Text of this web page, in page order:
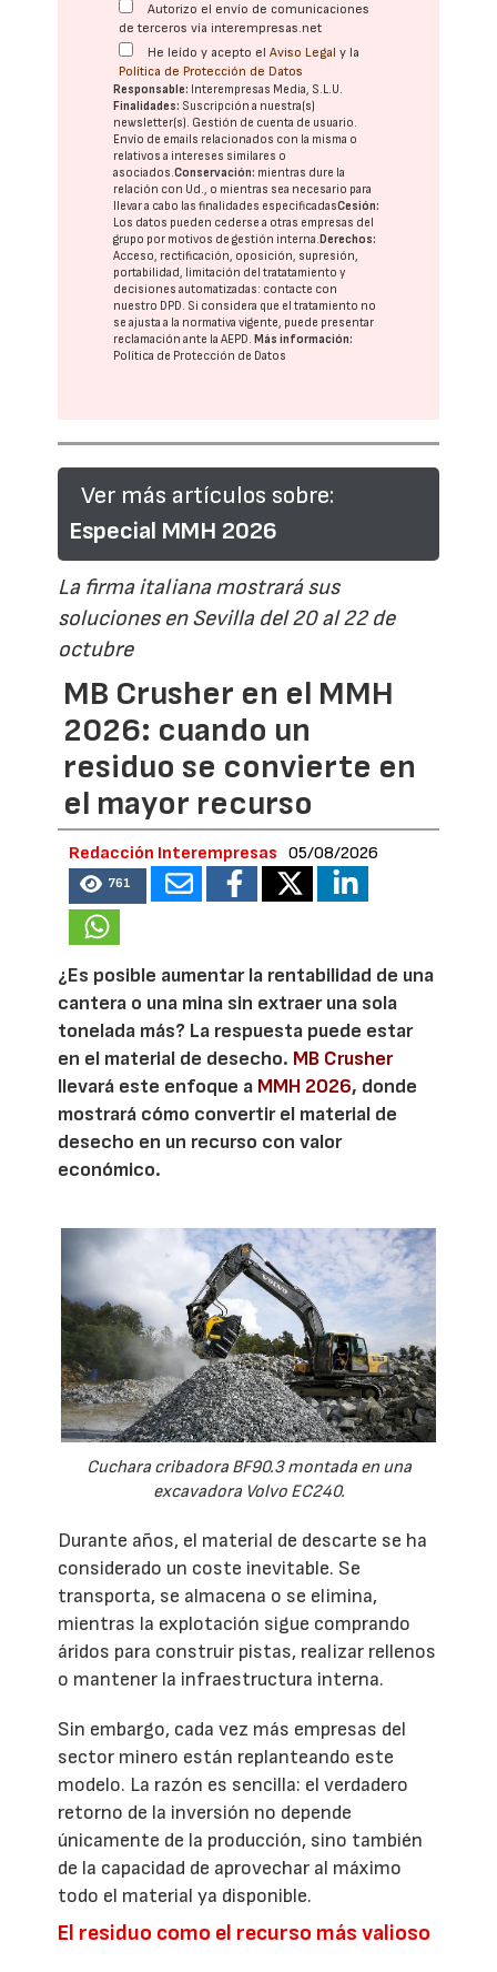
Autorizo el envío de comunicaciones
de terceros vía interempresas.net
He leído y acepto elAviso Legal y la
Política de Protección de Datos
Responsable: Interempresas Media, S.L.U.
Finalidades: Suscripción a nuestra(s)
newsletter(s). Gestión de cuenta de usuario.
Envío de emails relacionados con la misma o
relativos a intereses similares o
asociados.Conservación: mientras dure la
relación con Ud., o mientras sea necesario para
llevar a cabo las finalidades especificadasCesión:
Los datos pueden cederse a otras empresas del
grupo por motivos de gestión interna. Derechos:
Acceso, rectificación, oposición, supresión,
portabilidad, limitación del tratatamiento y
decisiones automatizadas: contacte con
nuestro DPD. Si considera que el tratamiento no
se ajusta a la normativa vigente, puede presentar
reclamación ante laAEPD. Más información:
Política de Protección de Datos
Ver más artículos sobre:
Especial MMH 2026
La firma italiana mostrará sus
soluciones en Sevilla del 20 al 22 de
octubre
MB Crusher en el MMH
2026: cuando un
residuo se convierte en
el mayor recurso
Redacción Interempresas 05/08/2026
761
¿Es posible aumentar la rentabilidad de una
cantera o una mina sin extraer una sola
tonelada más? La respuesta puede estar
en el material de desecho. MB Crusher
llevará este enfoque a MMH 2026, donde
mostrará cómo convertir el material de
desecho en un recurso con valor
económico.
Cuchara cribadora BF90.3 montada en una
excavadora Volvo EC240.
Durante años, el material de descarte se ha
considerado un coste inevitable. Se
transporta, se almacena o se elimina,
mientras la explotación sigue comprando
áridos para construir pistas, realizar rellenos
o mantener la infraestructura interna.
Sin embargo, cada vez más empresas del
sector minero están replanteando este
modelo. La razón es sencilla: el verdadero
retorno de la inversión no depende
únicamente de la producción, sino también
de la capacidad de aprovechar al máximo
todo el material ya disponible.
El residuo como el recurso más valioso